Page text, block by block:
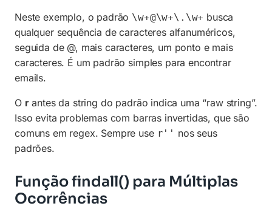
Neste exemplo, o padrão \w+@\w+\.\w+ busca
qualquer sequência de caracteres alfanuméricos,
seguida de @, mais caracteres, um ponto e mais
caracteres. É um padrão simples para encontrar
emails.
O rantes da string do padrão indica uma “raw string”.
Isso evita problemas com barras invertidas, que são
comuns em regex. Sempre use r'' nos seus
padrões.
Função findall() para Múltiplas
Ocorrências